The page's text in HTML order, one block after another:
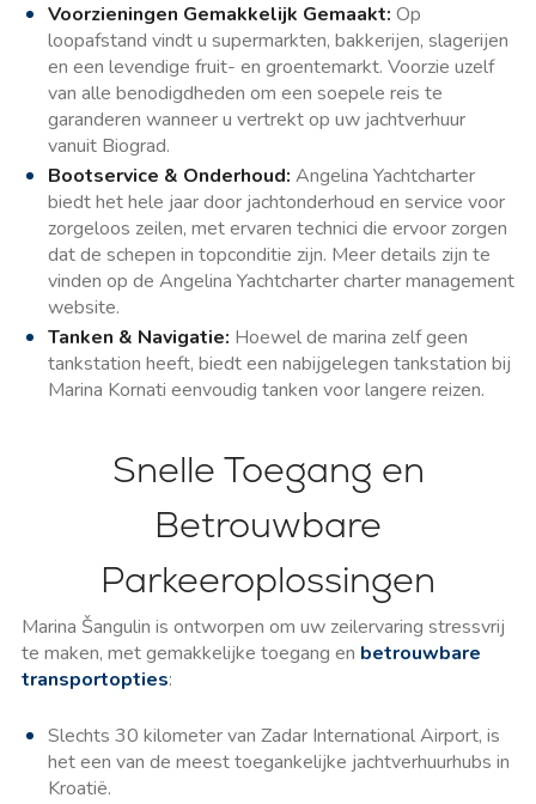
Voorzieningen Gemakkelijk Gemaakt: Op
loopafstand vindt u supermarkten, bakkerijen, slagerijen
en een levendige fruit- en groentemarkt. Voorzie uzelf
van alle benodigdheden om een soepele reis te
garanderen wanneer u vertrekt op uw jachtverhuur
vanuit Biograd.
Bootservice & Onderhoud: Angelina Yachtcharter
biedt het hele jaar door jachtonderhoud en service voor
zorgeloos zeilen, met ervaren technici die ervoor zorgen
dat de schepen in topconditie zijn. Meer details zijn te
vinden op de Angelina Yachtcharter charter management
website.
Tanken & Navigatie: Hoewel de marina zelf geen
tankstation heeft, biedt een nabijgelegen tankstation bij
Marina Kornati eenvoudig tanken voor langere reizen.
Snelle Toegang en
Betrouwbare
Parkeeroplossingen
Marina Šangulin is ontworpen om uw zeilervaring stressvrij
te maken, met gemakkelijke toegang en betrouwbare
transportopties:
Slechts 30 kilometer van Zadar International Airport, is
het een van de meest toegankelijke jachtverhuurhubs in
Kroatië.